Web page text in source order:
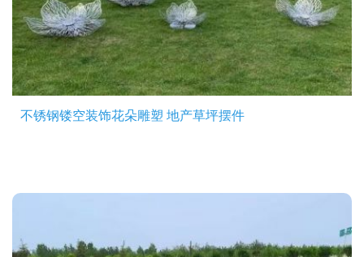
不锈钢镂空装饰花朵雕塑 地产草坪摆件